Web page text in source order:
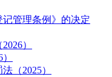
管理条例》的决定
）
（2025）